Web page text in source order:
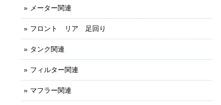
メーター関連
フロント リア 足回り
タンク関連
フィルター関連
マフラー関連